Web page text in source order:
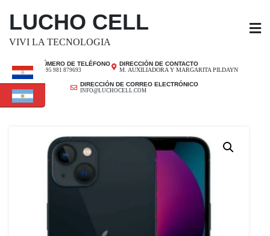
LUCHO CELL
VIVI LA TECNOLOGIA
NÚMERO DE TELÉFONO
+ 595 981 879693
DIRECCIÓN DE CONTACTO
M. AUXILIADORA Y MARGARITA PILDAYN
DIRECCIÓN DE CORREO ELECTRÓNICO
INFO@LUCHOCELL.COM